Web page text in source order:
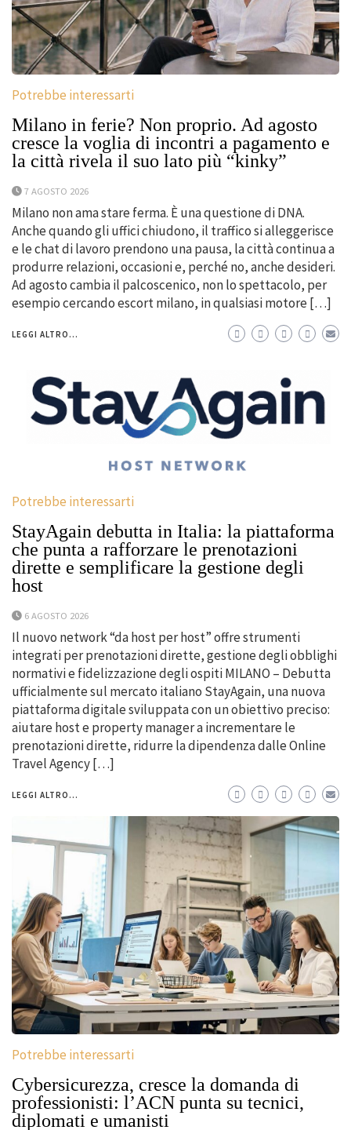
Potrebbe interessarti
Milano in ferie? Non proprio. Ad agosto
cresce la voglia di incontri a pagamento e
la città rivela il suo lato più “kinky”
7 AGOSTO 2026
Milano non ama stare ferma. È una questione di DNA.
Anche quando gli uffici chiudono, il traffico si alleggerisce
e le chat di lavoro prendono una pausa, la città continua a
produrre relazioni, occasioni e, perché no, anche desideri.
Ad agosto cambia il palcoscenico, non lo spettacolo, per
esempio cercando escort milano, in qualsiasi motore […]
LEGGI ALTRO...
Potrebbe interessarti
StayAgain debutta in Italia: la piattaforma
che punta a rafforzare le prenotazioni
dirette e semplificare la gestione degli
host
6 AGOSTO 2026
Il nuovo network “da host per host” offre strumenti
integrati per prenotazioni dirette, gestione degli obblighi
normativi e fidelizzazione degli ospiti MILANO – Debutta
ufficialmente sul mercato italiano StayAgain, una nuova
piattaforma digitale sviluppata con un obiettivo preciso:
aiutare host e property manager a incrementare le
prenotazioni dirette, ridurre la dipendenza dalle Online
Travel Agency […]
LEGGI ALTRO...
Potrebbe interessarti
Cybersicurezza, cresce la domanda di
professionisti: l’ACN punta su tecnici,
diplomati e umanisti